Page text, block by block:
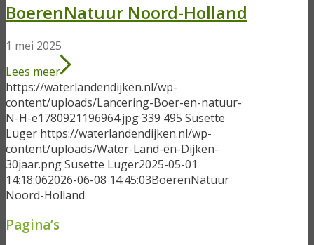
BoerenNatuur Noord-Holland
1 mei 2025
Lees meer
https://waterlandendijken.nl/wp-
content/uploads/Lancering-Boer-en-natuur-
N-H-e1780921196964.jpg339 495 Susette
Luger https://waterlandendijken.nl/wp-
content/uploads/Water-Land-en-Dijken-
30jaar.pngSusette Luger2025-05-01
14:18:062026-06-08 14:45:03BoerenNatuur
Noord-Holland
Pagina’s